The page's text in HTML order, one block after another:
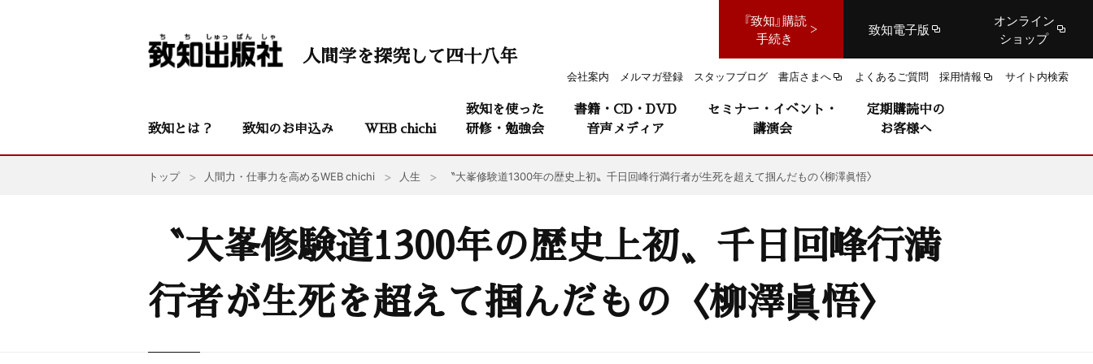
『致知』購読
手続き
致知電子版
オンライン
ショップ
会社案内 メルマガ登録 スタッフブログ 書店さまへ よくあるご質問 採用情報 サイト内検索
人間学を探究して四十八年
致知とは？ 致知のお申込み WEB chichi
致知を使った
研修・勉強会
書籍・CD・DVD
音声メディア
セミナー・イベント・
講演会
定期購読中の
お客様へ
トップ 人間力・仕事力を高めるWEB chichi 人生 〝大峯修験道1300年の歴史上初〟千日回峰行満行者が生死を超えて掴んだもの〈柳澤眞悟〉
〝大峯修験道1300年の歴史上初〟千日回峰行満
行者が生死を超えて掴んだもの〈柳澤眞悟〉